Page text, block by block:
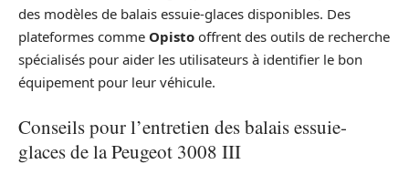
des modèles de balais essuie-glaces disponibles. Des
plateformes comme Opisto offrent des outils de recherche
spécialisés pour aider les utilisateurs à identifier le bon
équipement pour leur véhicule.
Conseils pour l’entretien des balais essuie-
glaces de la Peugeot 3008 III